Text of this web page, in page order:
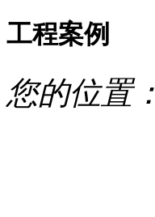
工程案例
您的位置：